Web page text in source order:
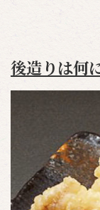
後造りは何